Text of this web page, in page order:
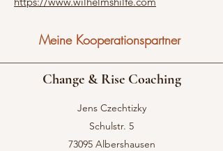
Meine Kooperationspartner
Change & Rise Coaching
Jens Czechtizky
Schulstr. 5
73095 Albershausen